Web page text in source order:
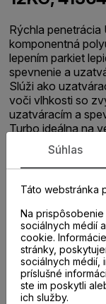
Rýchla penetrácia
komponentná
lepením parkiet
spevnenie a
Slúži ako
voči vlhkosti so
uzatváracím a
Turbo ideálna na
vhodná k
cementových
teplovodné
s kolieskami
Spotreba: 50 g/
valčekom 150 –
Súhlas
Táto webstránka
Na
sociálnych médií
cookie.
stránky,
sociálnych médií,
príslušné
ste im poskytli
ich služby.